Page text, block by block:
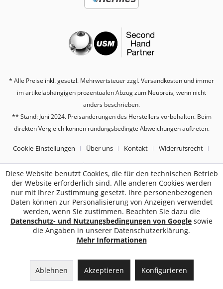
* Alle Preise inkl. gesetzl. Mehrwertsteuer zzgl.Versandkosten und immer
im artikelabhängigen prozentualen Abzug zum Neupreis, wenn nicht
anders beschrieben.
** Stand: Juni 2024. Preisänderungen des Herstellers vorbehalten. Beim
direkten Vergleich können rundungsbedingte Abweichungen auftreten.
Cookie-Einstellungen Über uns Kontakt
Widerrufsrecht
Datenschutz
AGB Impressum
Sebworld
2187Bewertungen auf ProvenExpert.com
Diese Website benutzt Cookies, die für den technischen Betrieb
der Website erforderlich sind. Alle anderen Cookies werden
nur mit Ihrer Zustimmung gesetzt. Ihre personenbezogenen
Daten können zur Personalisierung von Anzeigen verwendet
werden, wenn Sie zustimmen. Beachten Sie dazu die
Datenschutz- und Nutzungsbedingungen von Google sowie
die Angaben in unserer Datenschutzerklärung.
Mehr Informationen
Ablehnen Akzeptieren Konfigurieren